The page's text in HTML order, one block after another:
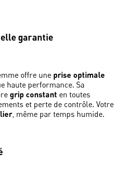
garantie
offre une prise optimale
haute performance. Sa
grip constant en toutes
et perte de contrôle. Votre
, même par temps humide.